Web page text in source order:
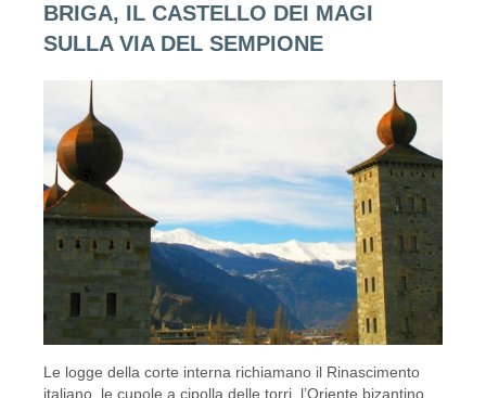
BRIGA, IL CASTELLO DEI MAGI
SULLA VIA DEL SEMPIONE
Le logge della corte interna richiamano il Rinascimento
italiano, le cupole a cipolla delle torri, l’Oriente bizantino.